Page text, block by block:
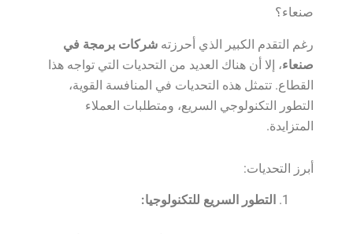
صنعاء؟
رغم التقدم الكبير الذي أحرزتهشركات برمجة في
صنعاء، إلا أن هناك العديد من التحديات التي تواجه هذا
القطاع. تتمثل هذه التحديات في المنافسة القوية،
التطور التكنولوجي السريع، ومتطلبات العملاء
المتزايدة.
أبرز التحديات:
التطور السريع للتكنولوجيا: